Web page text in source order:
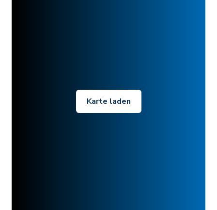
Karte laden